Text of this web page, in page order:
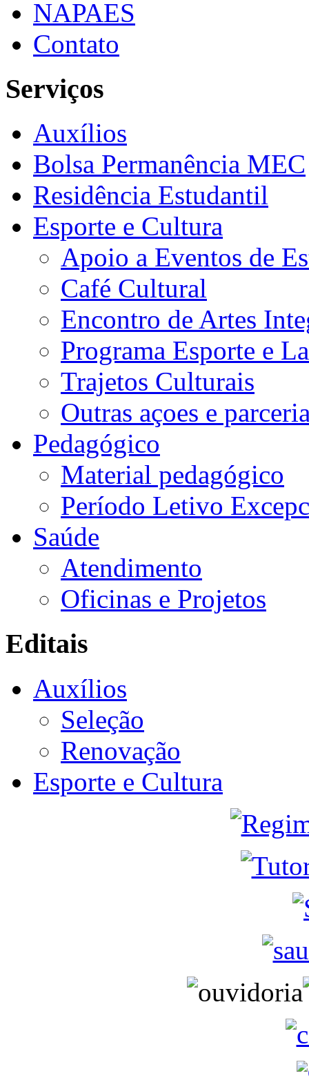
NAPAES
Contato
Serviços
Auxílios
Bolsa Permanência MEC
Residência Estudantil
Esporte e Cultura
Apoio a Eventos de
Café Cultural
Encontro de Artes
Programa Esporte e
Trajetos Culturais
Outras açoes e
Pedagógico
Material pedagógico
Período Letivo
Saúde
Atendimento
Oficinas e Projetos
Editais
Auxílios
Seleção
Renovação
Esporte e Cultura